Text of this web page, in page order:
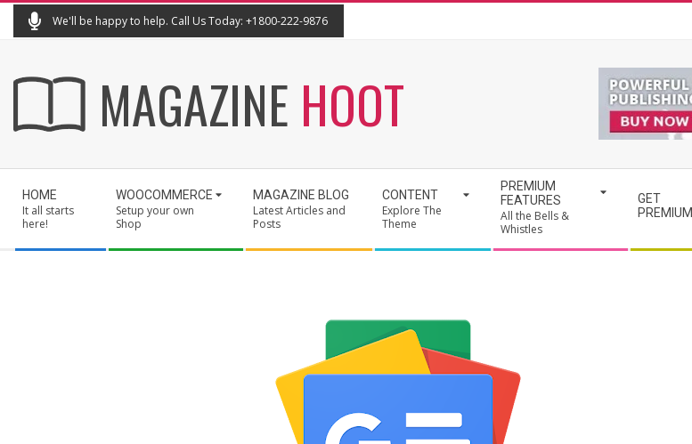
We'll be happy to help. Call Us Today: +1800-222-9876
MAGAZINE HOOT
Navigation
Menu
HOME
It all starts
here!
WOOCOMMERCE
Setup your own
Shop
MAGAZINE BLOG
Latest Articles and
Posts
CONTENT
Explore The
Theme
PREMIUM
FEATURES
All the Bells &
Whistles
GET
PREMIUM